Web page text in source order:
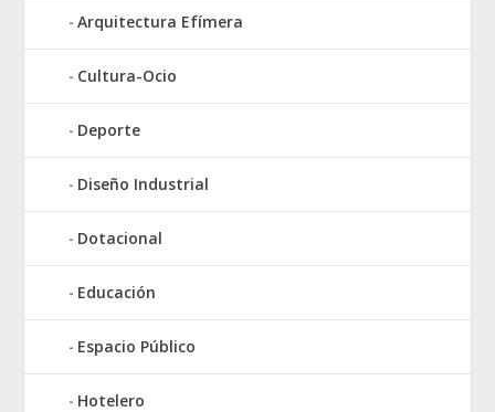
Arquitectura Efímera
Cultura-Ocio
Deporte
Diseño Industrial
Dotacional
Educación
Espacio Público
Hotelero